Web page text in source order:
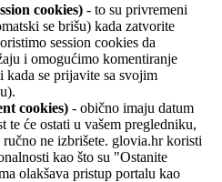
cookies) - to su privremeni
se brišu) kada zatvorite
session cookies da
i omogućimo komentiranje
se prijavite sa svojim
cookies) - obično imaju datum
te će ostati u vašem pregledniku,
ne izbrišete. glovia.hr koristi
kao što su "Ostanite
olakšava pristup portalu kao